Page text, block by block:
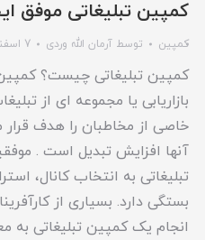
کمپین تبلیغاتی موفق
کمپین توسط آرمان الله وردی 7 اسفند 1400
کمپین تبلیغاتی چیست؟
بازاریابی یا مجموعه ای از
خاصی از مخاطبان را هدف
آنها افزایش تبدیل است .
تبلیغاتی به انتخاب کانال،
بستگی دارد. بسیاری از
انجام یک کمپین تبلیغاتی به